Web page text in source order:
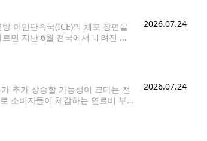
이민단속국(ICE)의 체포 장면을
면 지난 6월 전국에서 내려진 추
2026.07.24
추가 상승할 가능성이 크다는 전
소비자들이 체감하는 연료비 부
2026.07.24